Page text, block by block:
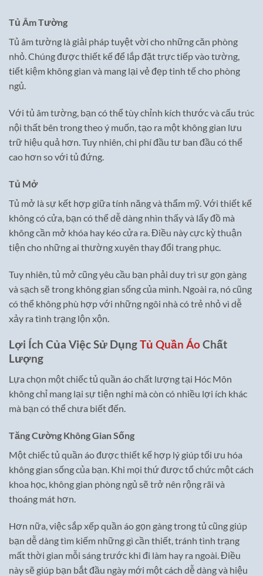
Tủ Âm Tường
Tủ âm tường là giải pháp tuyệt vời cho những căn phòng
nhỏ. Chúng được thiết kế để lắp đặt trực tiếp vào tường,
tiết kiệm không gian và mang lại vẻ đẹp tinh tế cho phòng
ngủ.
Với tủ âm tường, bạn có thể tùy chỉnh kích thước và cấu trúc
nội thất bên trong theo ý muốn, tạo ra một không gian lưu
trữ hiệu quả hơn. Tuy nhiên, chi phí đầu tư ban đầu có thể
cao hơn so với tủ đứng.
Tủ Mở
Tủ mở là sự kết hợp giữa tính năng và thẩm mỹ. Với thiết kế
không có cửa, bạn có thể dễ dàng nhìn thấy và lấy đồ mà
không cần mở khóa hay kéo cửa ra. Điều này cực kỳ thuận
tiện cho những ai thường xuyên thay đổi trang phục.
Tuy nhiên, tủ mở cũng yêu cầu bạn phải duy trì sự gọn gàng
và sạch sẽ trong không gian sống của mình. Ngoài ra, nó cũng
có thể không phù hợp với những ngôi nhà có trẻ nhỏ vì dễ
xảy ra tình trạng lộn xộn.
Lợi Ích Của Việc Sử DụngTủ Quần ÁoChất
Lượng
Lựa chọn một chiếc tủ quần áo chất lượng tại Hóc Môn
không chỉ mang lại sự tiện nghi mà còn có nhiều lợi ích khác
mà bạn có thể chưa biết đến.
Tăng Cường Không Gian Sống
Một chiếc tủ quần áo được thiết kế hợp lý giúp tối ưu hóa
không gian sống của bạn. Khi mọi thứ được tổ chức một cách
khoa học, không gian phòng ngủ sẽ trở nên rộng rãi và
thoáng mát hơn.
Hơn nữa, việc sắp xếp quần áo gọn gàng trong tủ cũng giúp
bạn dễ dàng tìm kiếm những gì cần thiết, tránh tình trạng
mất thời gian mỗi sáng trước khi đi làm hay ra ngoài. Điều
này sẽ giúp bạn bắt đầu ngày mới một cách dễ dàng và hiệu